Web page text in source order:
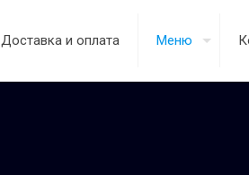
Доставка и оплата Меню